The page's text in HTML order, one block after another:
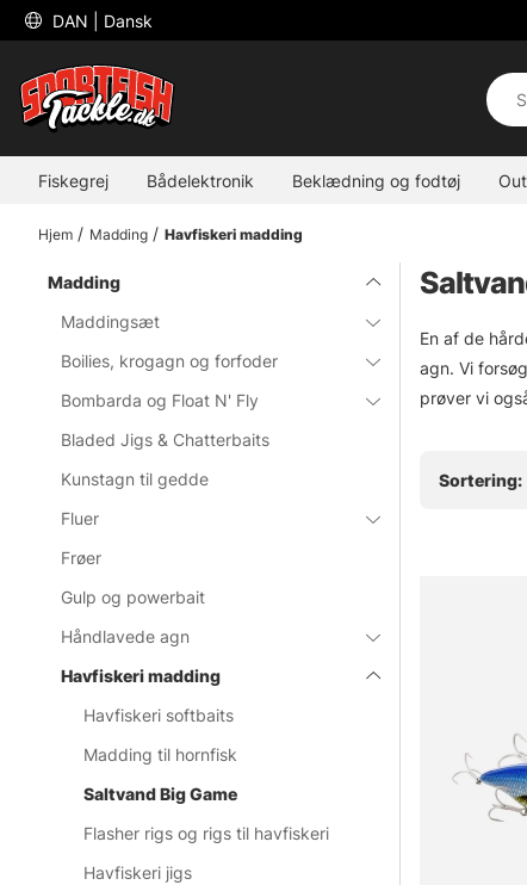
DAN | Dansk
Fiskegrej Bådelektronik Beklædning og fodtøj
Hjem Madding Havfiskeri madding
Madding
Maddingsæt
Boilies, krogagn og forfoder
Bombarda og Float N' Fly
Bladed Jigs & Chatterbaits
Kunstagn til gedde
Fluer
Frøer
Gulp og powerbait
Håndlavede agn
Havfiskeri madding
Havfiskeri softbaits
Madding til hornfisk
Saltvand Big Game
Flasher rigs og rigs til havfiskeri
Havfiskeri jigs
En af de
agn. Vi
prøver vi
Sortering: